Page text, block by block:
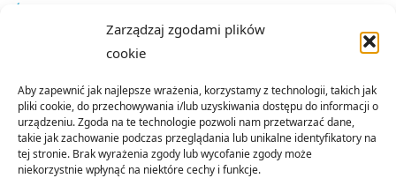
Zarządzaj zgodami plików
cookie
Aby zapewnić jak najlepsze wrażenia, korzystamy z technologii, takich jak
pliki cookie, do przechowywania i/lub uzyskiwania dostępu do informacji o
urządzeniu. Zgoda na te technologie pozwoli nam przetwarzać dane,
takie jak zachowanie podczas przeglądania lub unikalne identyfikatory na
tej stronie. Brak wyrażenia zgody lub wycofanie zgody może
niekorzystnie wpłynąć na niektóre cechy i funkcje.
ŚWIĘTA SĄDECKIEJ
POLICJI W MUSZYNIE
Już Dziś!